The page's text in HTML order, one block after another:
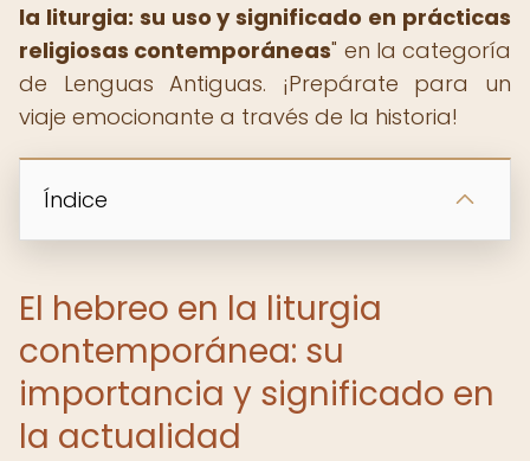
la liturgia: su uso y significado en prácticas
religiosas contemporáneas" en la categoría
de Lenguas Antiguas. ¡Prepárate para un
viaje emocionante a través de la historia!
Índice
El hebreo en la liturgia
contemporánea: su
importancia y significado en
la actualidad